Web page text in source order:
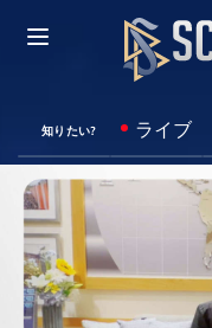
知りたい? ライブ